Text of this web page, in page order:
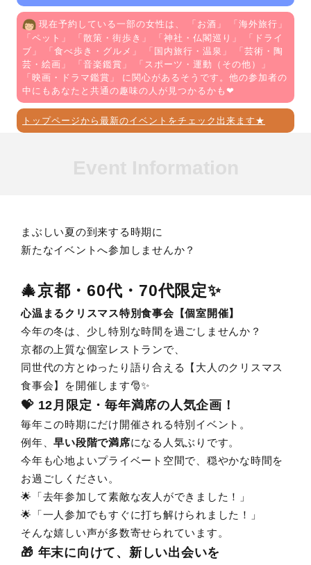
現在予約している一部の女性は、 「お酒 」 「海外旅行 」
「ペット 」 「散策・街歩き 」 「神社・仏閣巡り 」 「 ドライ
ブ 」 「食べ歩き・グルメ 」 「国内旅行・温泉 」 「芸術・陶
芸・絵画 」 「音楽鑑賞 」 「 スポーツ・運動（その他）
」
「映画・ドラマ鑑賞 」 に関心があるそうです。他の参加者の
中にもあなたと共通の趣味の人が見つかるかも❤
トップページから最新のイベントをチェック出来ます★
まぶしい夏の到来する時期に
新たなイベントへ参加しませんか？
🎄京都・60代・70代限定✨
心温まるクリスマス特別食事会【個室開催】
今年の冬は、少し特別な時間を過ごしませんか？
京都の上質な個室レストランで、
同世代の方とゆったり語り合える【大人のクリスマス
食事会】を開催します🎅✨
💝 12月限定・毎年満席の人気企画！
毎年この時期にだけ開催される特別イベント。
例年、早い段階で満席になる人気ぶりです。
今年も心地よいプライベート空間で、穏やかな時間を
お過ごしください。
🌟「去年参加して素敵な友人ができました！」
🌟「一人参加でもすぐに打ち解けられました！」
そんな嬉しい声が多数寄せられています。
🎁 年末に向けて、新しい出会いを